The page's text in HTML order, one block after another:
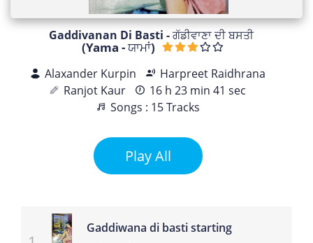
Gaddivanan Di Basti - ਗੱਡੀਵਾਣਾ ਦੀ ਬਸਤੀ
(Yama - ਯਾਮਾਂ)
Alaxander Kurpin
Harpreet Raidhrana
Ranjot Kaur
16 h 23 min 41 sec
Songs : 15 Tracks
Play All
Gaddiwana di basti starting